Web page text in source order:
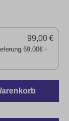
69,00€ -
99,00 €